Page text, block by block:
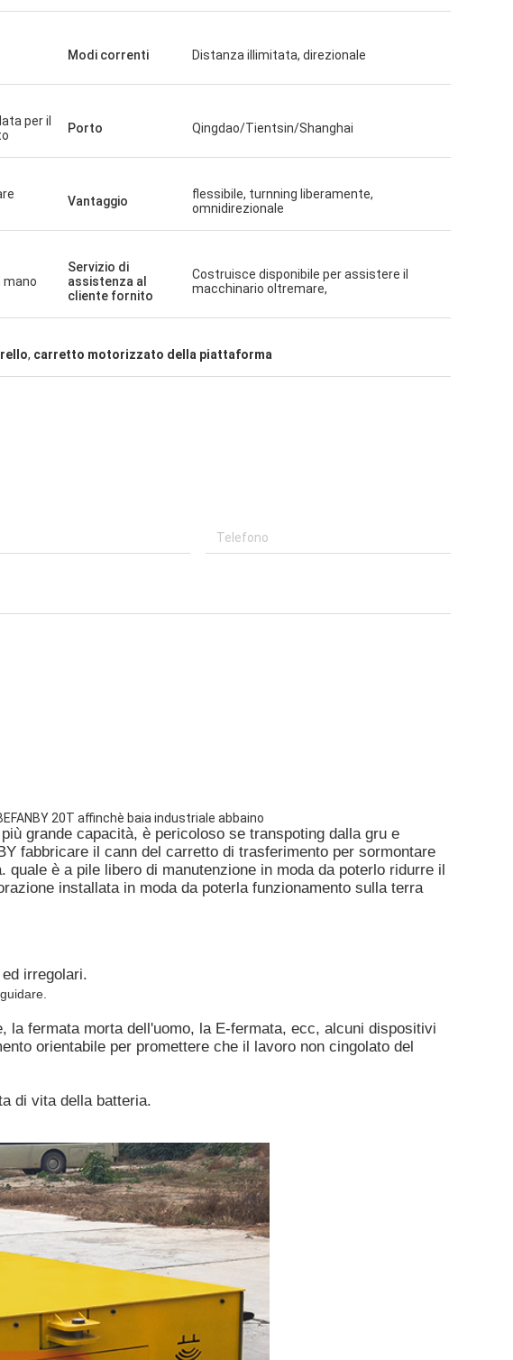
stelle. la
Modi correnti Distanza illimitata, direzionale
per il
Porto Qingdao/Tientsin/Shanghai
Vantaggio
flessibile, turnning liberamente,
omnidirezionale
mano
Servizio di
assistenza al
cliente fornito
Costruisce disponibile per assistere il
macchinario oltremare,
, carretto motorizzato della piattaforma
20T affinchè baia industriale abbaino
grande capacità, è pericoloso se transpoting dalla gru e
fabbricare il cann del carretto di trasferimento per sormontare
è a pile libero di manutenzione in moda da poterlo ridurre il
installata in moda da poterla funzionamento sulla terra
irregolari.
la fermata morta dell'uomo, la E-fermata, ecc, alcuni dispositivi
orientabile per promettere che il lavoro non cingolato del
di vita della batteria.